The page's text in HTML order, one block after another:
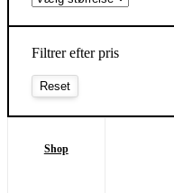
Filtrer efter pris
Shop